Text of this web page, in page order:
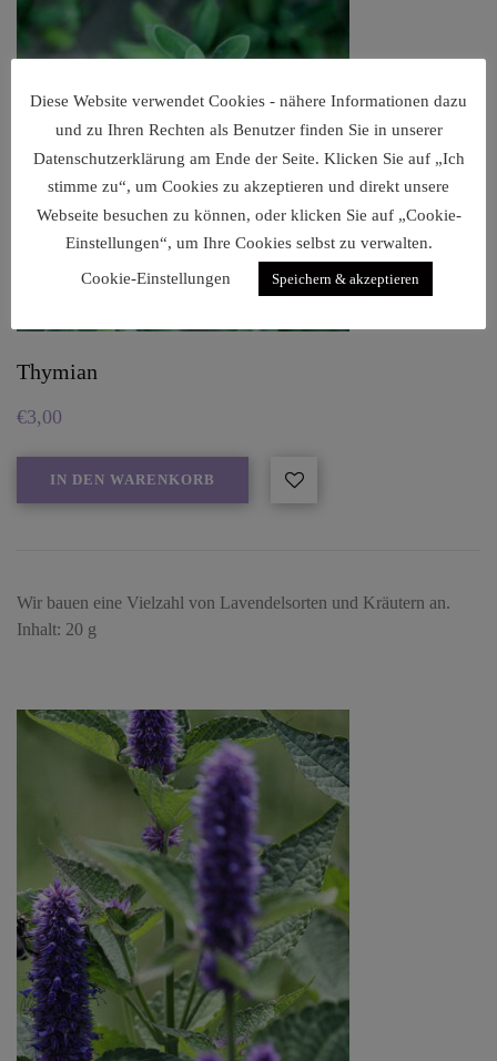
Thymian
€3,00
IN DEN WARENKORB
Wir bauen eine Vielzahl von Lavendelsorten und Kräutern an.
Inhalt: 20 g
Diese Website verwendet Cookies - nähere Informationen dazu
und zu Ihren Rechten als Benutzer finden Sie in unserer
Datenschutzerklärung am Ende der Seite. Klicken Sie auf „Ich
stimme zu“, um Cookies zu akzeptieren und direkt unsere
Webseite besuchen zu können, oder klicken Sie auf „Cookie-
Einstellungen“, um Ihre Cookies selbst zu verwalten.
Cookie-Einstellungen
Speichern & akzeptieren